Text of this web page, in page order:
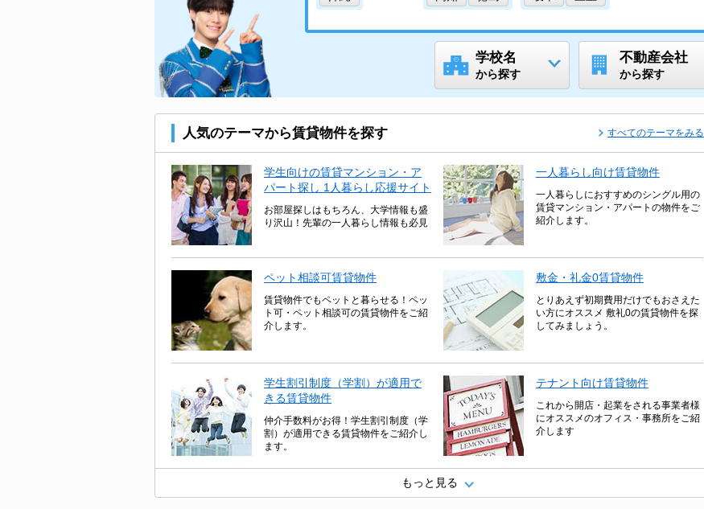
学校名
から探す
不動産会社
から探す
人気のテーマから賃貸物件を探す すべてのテーマをみる
学生向けの賃貸マンション・ア
パート探し 1人暮らし応援サイト
お部屋探しはもちろん、大学情報も盛
り沢山！先輩の一人暮らし情報も必見
一人暮らし向け賃貸物件
一人暮らしにおすすめのシングル用の
賃貸マンション・アパートの物件をご
紹介します。
ペット相談可賃貸物件
賃貸物件でもペットと暮らせる！ペッ
ト可・ペット相談可の賃貸物件をご紹
介します。
敷金・礼金0賃貸物件
とりあえず初期費用だけでもおさえた
い方にオススメ 敷礼0の賃貸物件を探
してみましょう。
学生割引制度（学割）が適用で
きる賃貸物件
仲介手数料がお得！学生割引制度（学
割）が適用できる賃貸物件をご紹介し
ます。
テナント向け賃貸物件
これから開店・起業をされる事業者様
にオススメのオフィス・事務所をご紹
介します
もっと見る